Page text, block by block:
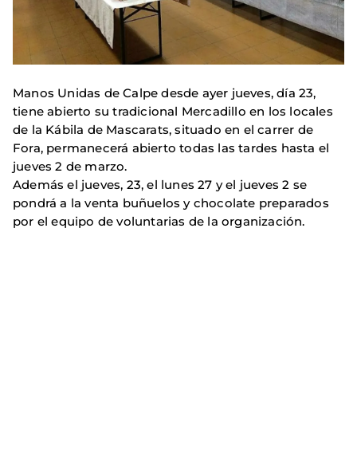
Manos Unidas de Calpe desde ayer jueves, día 23,
tiene abierto su tradicional Mercadillo en los locales
de la Kábila de Mascarats, situado en el carrer de
Fora, permanecerá abierto todas las tardes hasta el
jueves 2 de marzo.
Además el jueves, 23, el lunes 27 y el jueves 2 se
pondrá a la venta buñuelos y chocolate preparados
por el equipo de voluntarias de la organización.